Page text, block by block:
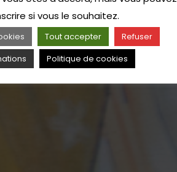
si vous le souhaitez.
Tout accepter
Refuser
Politique de cookies